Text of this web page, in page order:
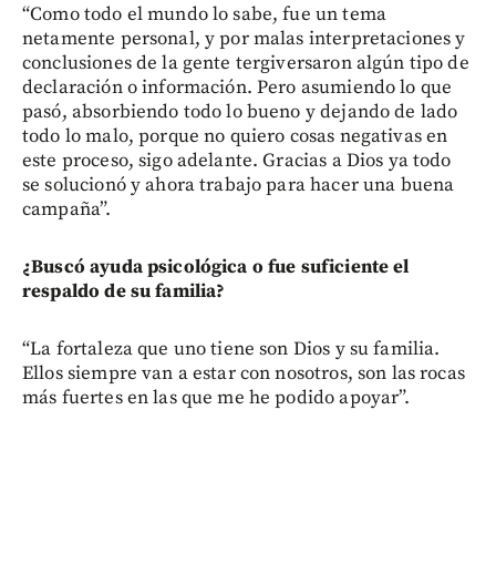
“Como todo el mundo lo sabe, fue un tema
netamente personal, y por malas interpretaciones y
conclusiones de la gente tergiversaron algún tipo de
declaración o información. Pero asumiendo lo que
pasó, absorbiendo todo lo bueno y dejando de lado
todo lo malo, porque no quiero cosas negativas en
este proceso, sigo adelante. Gracias a Dios ya todo
se solucionó y ahora trabajo para hacer una buena
campaña”.
¿Buscó ayuda psicológica o fue suficiente el
respaldo de su familia?
“La fortaleza que uno tiene son Dios y su familia.
Ellos siempre van a estar con nosotros, son las rocas
más fuertes en las que me he podido apoyar”.